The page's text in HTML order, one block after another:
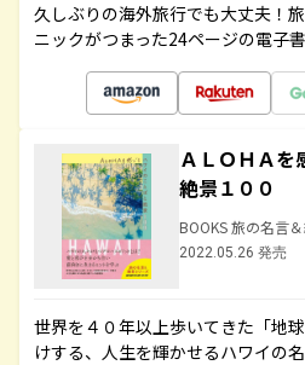
久しぶりの海外旅行でも大丈夫！
ニックがつまった24ページの電子
ＡＬＯＨＡを
絶景１００
BOOKS 旅の名言
2022.05.26 発売
世界を４０年以上歩いてきた「地
けする、人生を輝かせるハワイの